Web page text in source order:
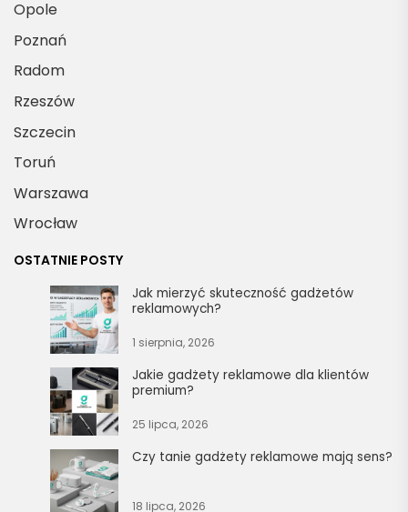
Opole
Poznań
Radom
Rzeszów
Szczecin
Toruń
Warszawa
Wrocław
OSTATNIE POSTY
Jak mierzyć skuteczność gadżetów
reklamowych?
1 sierpnia, 2026
Jakie gadżety reklamowe dla klientów
premium?
25 lipca, 2026
Czy tanie gadżety reklamowe mają sens?
18 lipca, 2026